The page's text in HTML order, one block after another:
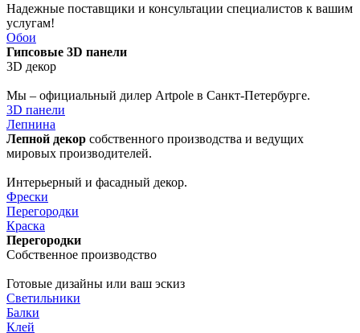
Надежные поставщики и консультации специалистов к вашим
услугам!
Обои
Гипсовые 3D панели
3D декор
Мы – официальный дилер Artpole в Санкт-Петербурге.
3D панели
Лепнина
Лепной декор собственного производства и ведущих
мировых производителей.
Интерьерный и фасадный декор.
Фрески
Перегородки
Краска
Перегородки
Собственное производство
Готовые дизайны или ваш эскиз
Светильники
Балки
Клей